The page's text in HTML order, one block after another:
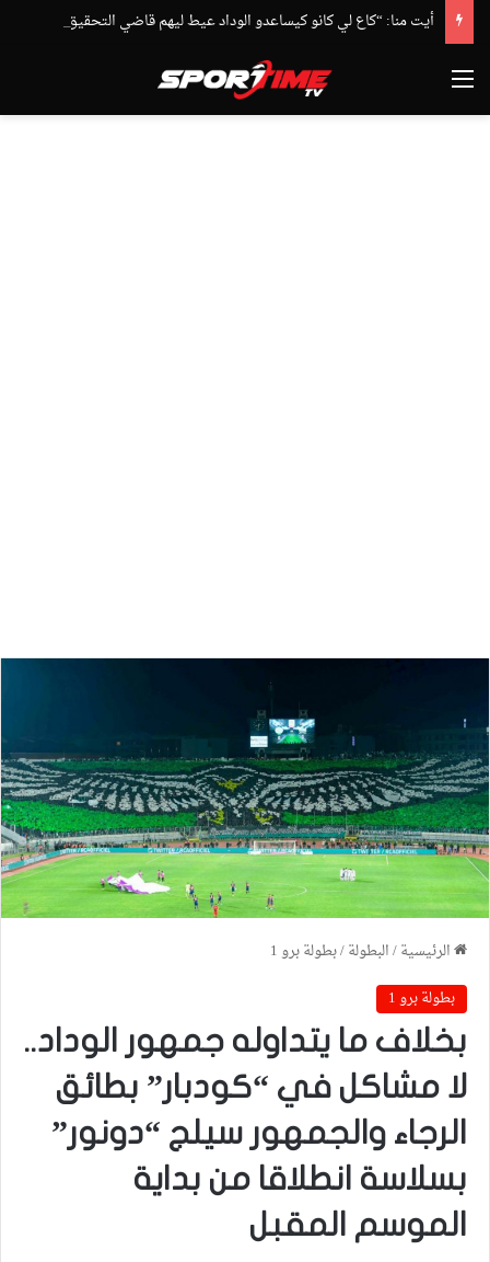
القائمة
الرئيسية/البطولة/بطولة برو 1
بطولة برو 1
بخلاف ما يتداوله جمهور الوداد..
لا مشاكل في “كودبار” بطائق
الرجاء والجمهور سيلج “دونور”
بسلاسة انطلاقا من بداية
الموسم المقبل